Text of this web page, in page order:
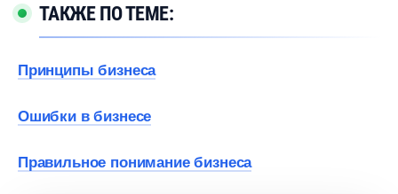
ТАКЖЕ ПО ТЕМЕ:
Принципы бизнеса
Ошибки в бизнесе
Правильное понимание бизнеса